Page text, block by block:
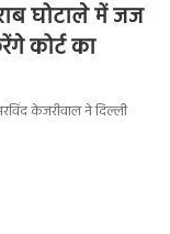
घोटाले में जज
कोर्ट का
केजरीवाल ने दिल्ली